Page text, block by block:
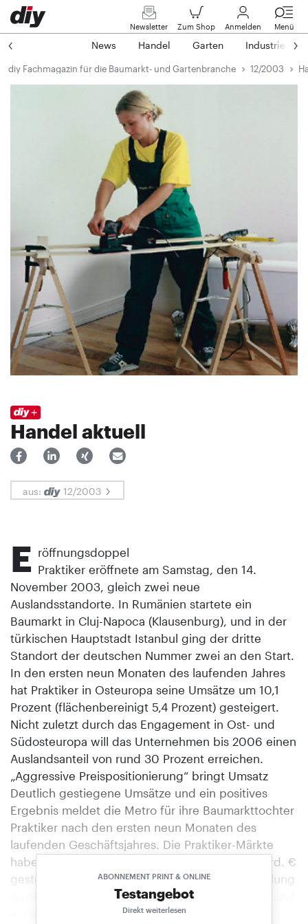
Newsletter Zum Shop Anmelden Menü
News Handel Garten Industrie
diy Fachmagazin für die Baumarkt- und Gartenbranche 12/2003
Handel aktuell
aus: 12/2003
ABONNEMENT PRINT & ONLINE
Testangebot
Direkt weiterlesen
E röffnungsdoppel
Praktiker eröffnete am Samstag, den 14.
November 2003, gleich zwei neue
Auslandsstandorte. In Rumänien startete ein
Baumarkt in Cluj-Napoca (Klausenburg), und in der
türkischen Hauptstadt Istanbul ging der dritte
Standort der deutschen Nummer zwei an den Start.
In den ersten neun Monaten des laufenden Jahres
hat Praktiker in Osteuropa seine Umsätze um 10,1
Prozent (flächenbereinigt 5,4 Prozent) gesteigert.
Nicht zuletzt durch das Engagement in Ost- und
Südosteuropa will das Unternehmen bis 2006 einen
Auslandsanteil von rund 30 Prozent erreichen.
„Aggressive Preispositionierung“ bringt Umsatz
Deutlich gestiegene Umsätze und ein positives
Ergebnis meldet die Metro für ihre Baumarkttochter
Praktiker nach den ersten neun Monaten des
laufenden Geschäftsjahres. Die Praktiker-Märkte
haben ihre Umsätze um 10,3 Prozent auf 2,16 Mrd. €
gesteigert. Besonders gut hat sich nach Darstellung
des Konzerns die Geschäftslage in Deutschland und
in Osteuropa entwickelt. Das Ergebnis vor Zinsen